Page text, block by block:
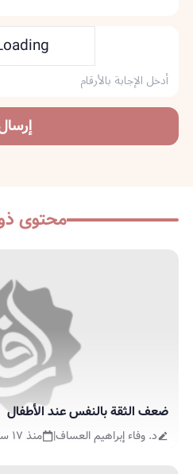
محتوى
ضعف الثقة بالنفس عند الأطفال
د. وفاء إبراهيم العساف| منذ ١٧ سنة